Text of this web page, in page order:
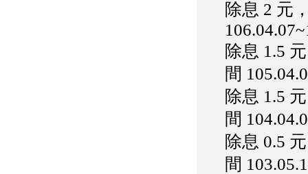
除息 2 元
除息 1.5
間
除息 1.5
間
除息 0.5
間